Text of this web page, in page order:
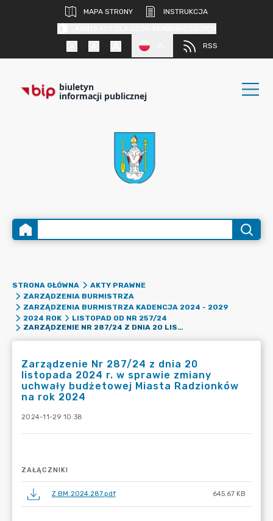
MAPA STRONY
INSTRUKCJA
RSS
biuletyn
informacji publicznej
STRONA GŁÓWNA
AKTY PRAWNE
ZARZĄDZENIA BURMISTRZA
ZARZĄDZENIA BURMISTRZA KADENCJA 2024 - 2029
2024 ROK
LISTOPAD OD NR 257/24
ZARZĄDZENIE NR 287/24 Z DNIA 20 LISTOPADA 2024 R. W SPRAWIE ZMIANY UCHWAŁY BUDŻETOWEJ MIASTA RADZIONKÓW NA ROK 2024
Zarządzenie Nr 287/24 z dnia 20
listopada 2024 r. w sprawie zmiany
uchwały budżetowej Miasta Radzionków
na rok 2024
2024-11-29 10:38
ZAŁĄCZNIKI
Z.BM.2024.287.pdf 645.67 KB